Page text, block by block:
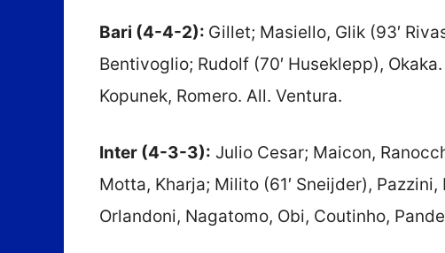
Bari (4-4-2): Gillet; Masiello, Glik (93′
Bentivoglio; Rudolf (70′ Huseklepp),
Kopunek, Romero. All. Ventura.
Inter (4-3-3): Julio Cesar; Maicon,
Motta, Kharja; Milito (61′ Sneijder),
Orlandoni, Nagatomo, Obi, Coutinho,